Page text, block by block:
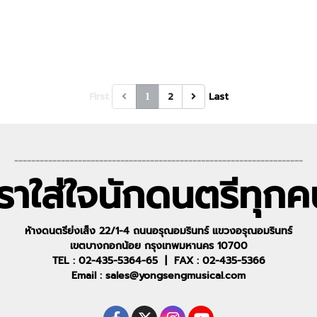
1 2 Last
--------------------------------------------------------------------
าใส่ใจนักดนตรีทุก
ห้างดนตรีย่งเส็ง 22/1-4 ถนนอรุณอมรินทร์ แขวงอรุณอมรินทร์
เขตบางกอกน้อย กรุงเทพมหานคร 10700
TEL : 02-435-5364-65 | FAX : 02-435-5366
Email : sales@yongsengmusical.com